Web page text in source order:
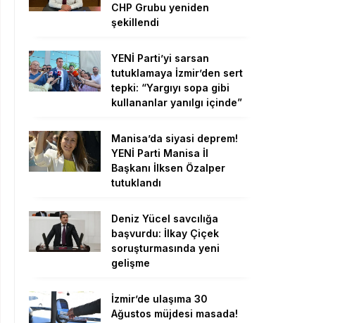
CHP Grubu yeniden
şekillendi
YENİ Parti’yi sarsan
tutuklamaya İzmir’den sert
tepki: “Yargıyı sopa gibi
kullananlar yanılgı içinde”
Manisa’da siyasi deprem!
YENİ Parti Manisa İl
Başkanı İlksen Özalper
tutuklandı
Deniz Yücel savcılığa
başvurdu: İlkay Çiçek
soruşturmasında yeni
gelişme
İzmir’de ulaşıma 30
Ağustos müjdesi masada!